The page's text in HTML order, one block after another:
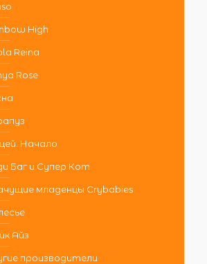
High
Reina
Rose
Начало
Баг и Супер Кот
младенцы Crybabies
Айз
производители